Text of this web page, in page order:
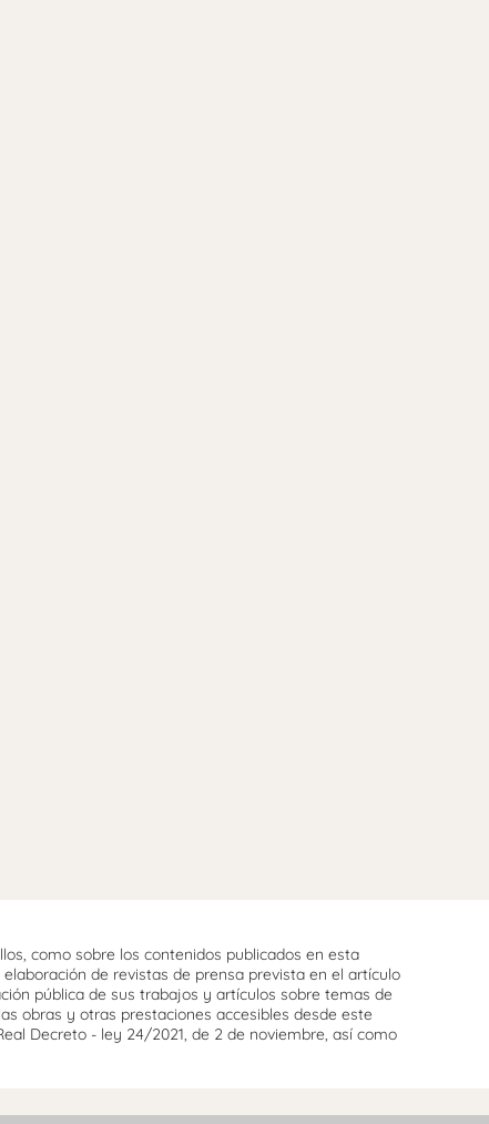
como sobre los contenidos publicados en esta
de revistas de prensa prevista en el artículo
pública de sus trabajos y artículos sobre temas de
obras y otras prestaciones accesibles desde este
Decreto - ley 24/2021, de 2 de noviembre, así como